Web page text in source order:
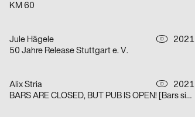
KM 60
Jule Hägele D
2021
50 Jahre Release Stuttgart e. V.
Alix Stria D
2021
BARS ARE CLOSED, BUT PUB IS OPEN! [Bars sind geschlossen, doch PUB ist geöfffnet!]